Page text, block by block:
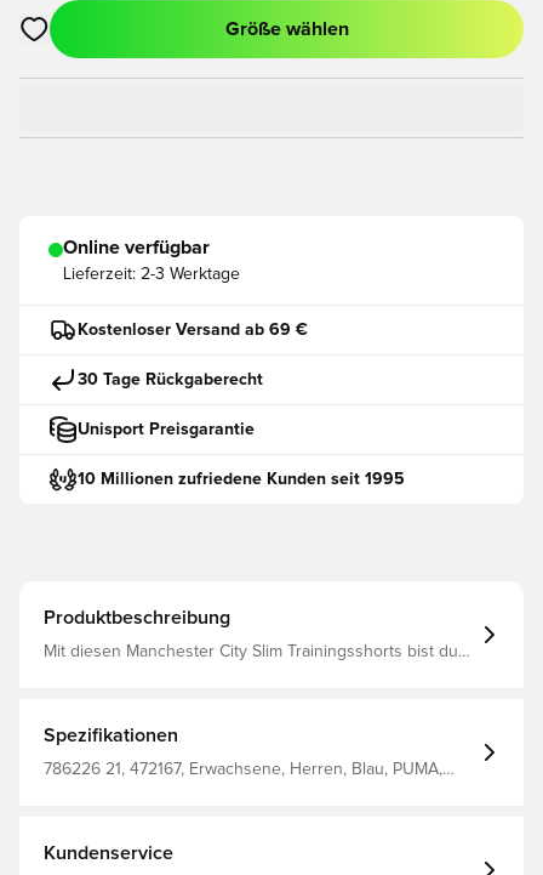
Öffnet ein neues Fenster zum Anmelden oder Registrieren
Größe wählen
Online verfügbar
Lieferzeit: 2-3 Werktage
Kostenloser Versand ab 69 €
30 Tage Rückgaberecht
Unisport Preisgarantie
10 Millionen zufriedene Kunden seit 1995
Produktbeschreibung
Mit diesen Manchester City Slim Trainingsshorts bist du
du auch bei intensiven Trainingseinheiten trocken
bleibst. Entworfen für: Fußball Passform: Slim Länge:
Endet oberhalb des Knies Elastischer Bund mit
PUMA und Manchester City Signature Branding-Details
Spezifikationen
786226 21, 472167, Erwachsene, Herren, Blau, PUMA,
Kundenservice